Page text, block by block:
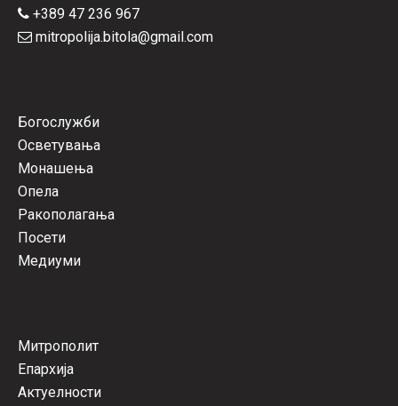
+389 47 236 967
mitropolija.bitola@gmail.com
Богослужби
Осветувања
Монашења
Опела
Ракополагања
Посети
Медиуми
Митрополит
Епархија
Актуелности